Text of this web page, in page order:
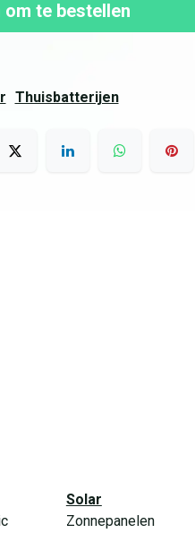
om te bestellen
Thuisbatterijen
Solar
Zonnepanelen